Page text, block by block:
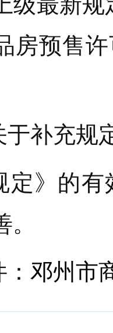
房预售
于补充规
定》的
邓州市